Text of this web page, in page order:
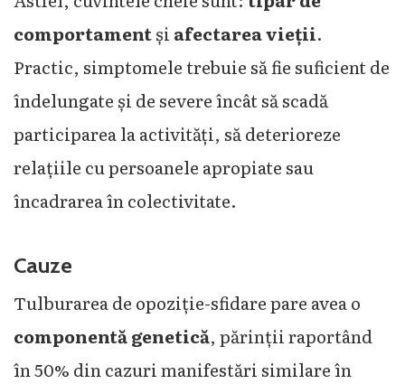
comportamentși afectarea vieții.
Practic, simptomele trebuie să fie suficient de
îndelungate și de severe încât să scadă
participarea la activități, să deterioreze
relațiile cu persoanele apropiate sau
încadrarea în colectivitate.
Cauze
Tulburarea de opoziție-sfidare pare avea o
componentă genetică, părinții raportând
în 50% din cazuri manifestări similare în